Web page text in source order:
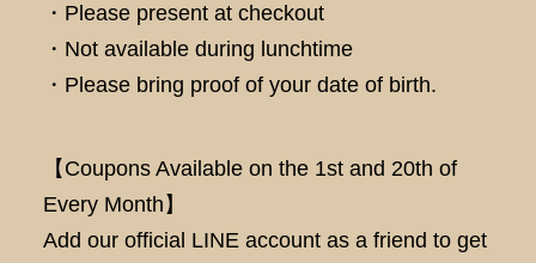
・Please present at checkout
・Not available during lunchtime
・Please bring proof of your date of birth.
【Coupons Available on the 1st and 20th of
Every Month】
Add our official LINE account as a friend to get